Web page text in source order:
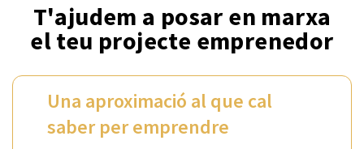
T'ajudem a posar en marxa
el teu projecte emprenedor
Una aproximació al que cal
saber per emprendre